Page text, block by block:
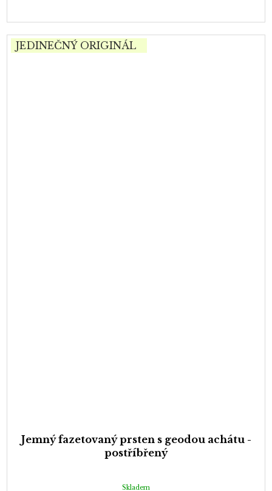
JEDINEČNÝ ORIGINÁL
Jemný fazetovaný prsten s geodou achátu -
postříbřený
Skladem